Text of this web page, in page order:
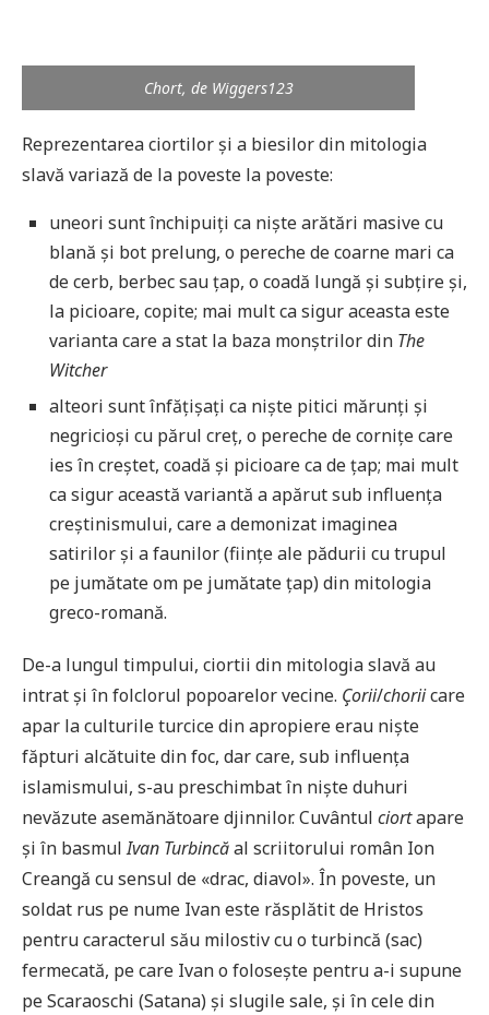
Chort, de Wiggers123
Reprezentarea ciortilor și a biesilor din mitologia
slavă variază de la poveste la poveste:
uneori sunt închipuiți ca niște arătări masive cu
blană și bot prelung, o pereche de coarne mari ca
de cerb, berbec sau țap, o coadă lungă și subțire și,
la picioare, copite; mai mult ca sigur aceasta este
varianta care a stat la baza monștrilor din The
Witcher
alteori sunt înfățișați ca niște pitici mărunți și
negricioși cu părul creț, o pereche de cornițe care
ies în creștet, coadă și picioare ca de țap; mai mult
ca sigur această variantă a apărut sub influența
creștinismului, care a demonizat imaginea
satirilor și a faunilor (ființe ale pădurii cu trupul
pe jumătate om pe jumătate țap) din mitologia
greco-romană.
De-a lungul timpului, ciortii din mitologia slavă au
intrat și în folclorul popoarelor vecine. Çorii/choriicare
apar la culturile turcice din apropiere erau niște
făpturi alcătuite din foc, dar care, sub influența
islamismului, s-au preschimbat în niște duhuri
nevăzute asemănătoare djinnilor. Cuvântul ciortapare
și în basmulIvan Turbincăal scriitorului român Ion
Creangă cu sensul de «drac, diavol». În poveste, un
soldat rus pe nume Ivan este răsplătit de Hristos
pentru caracterul său milostiv cu o turbincă (sac)
fermecată, pe care Ivan o folosește pentru a-i supune
pe Scaraoschi (Satana) și slugile sale, și în cele din